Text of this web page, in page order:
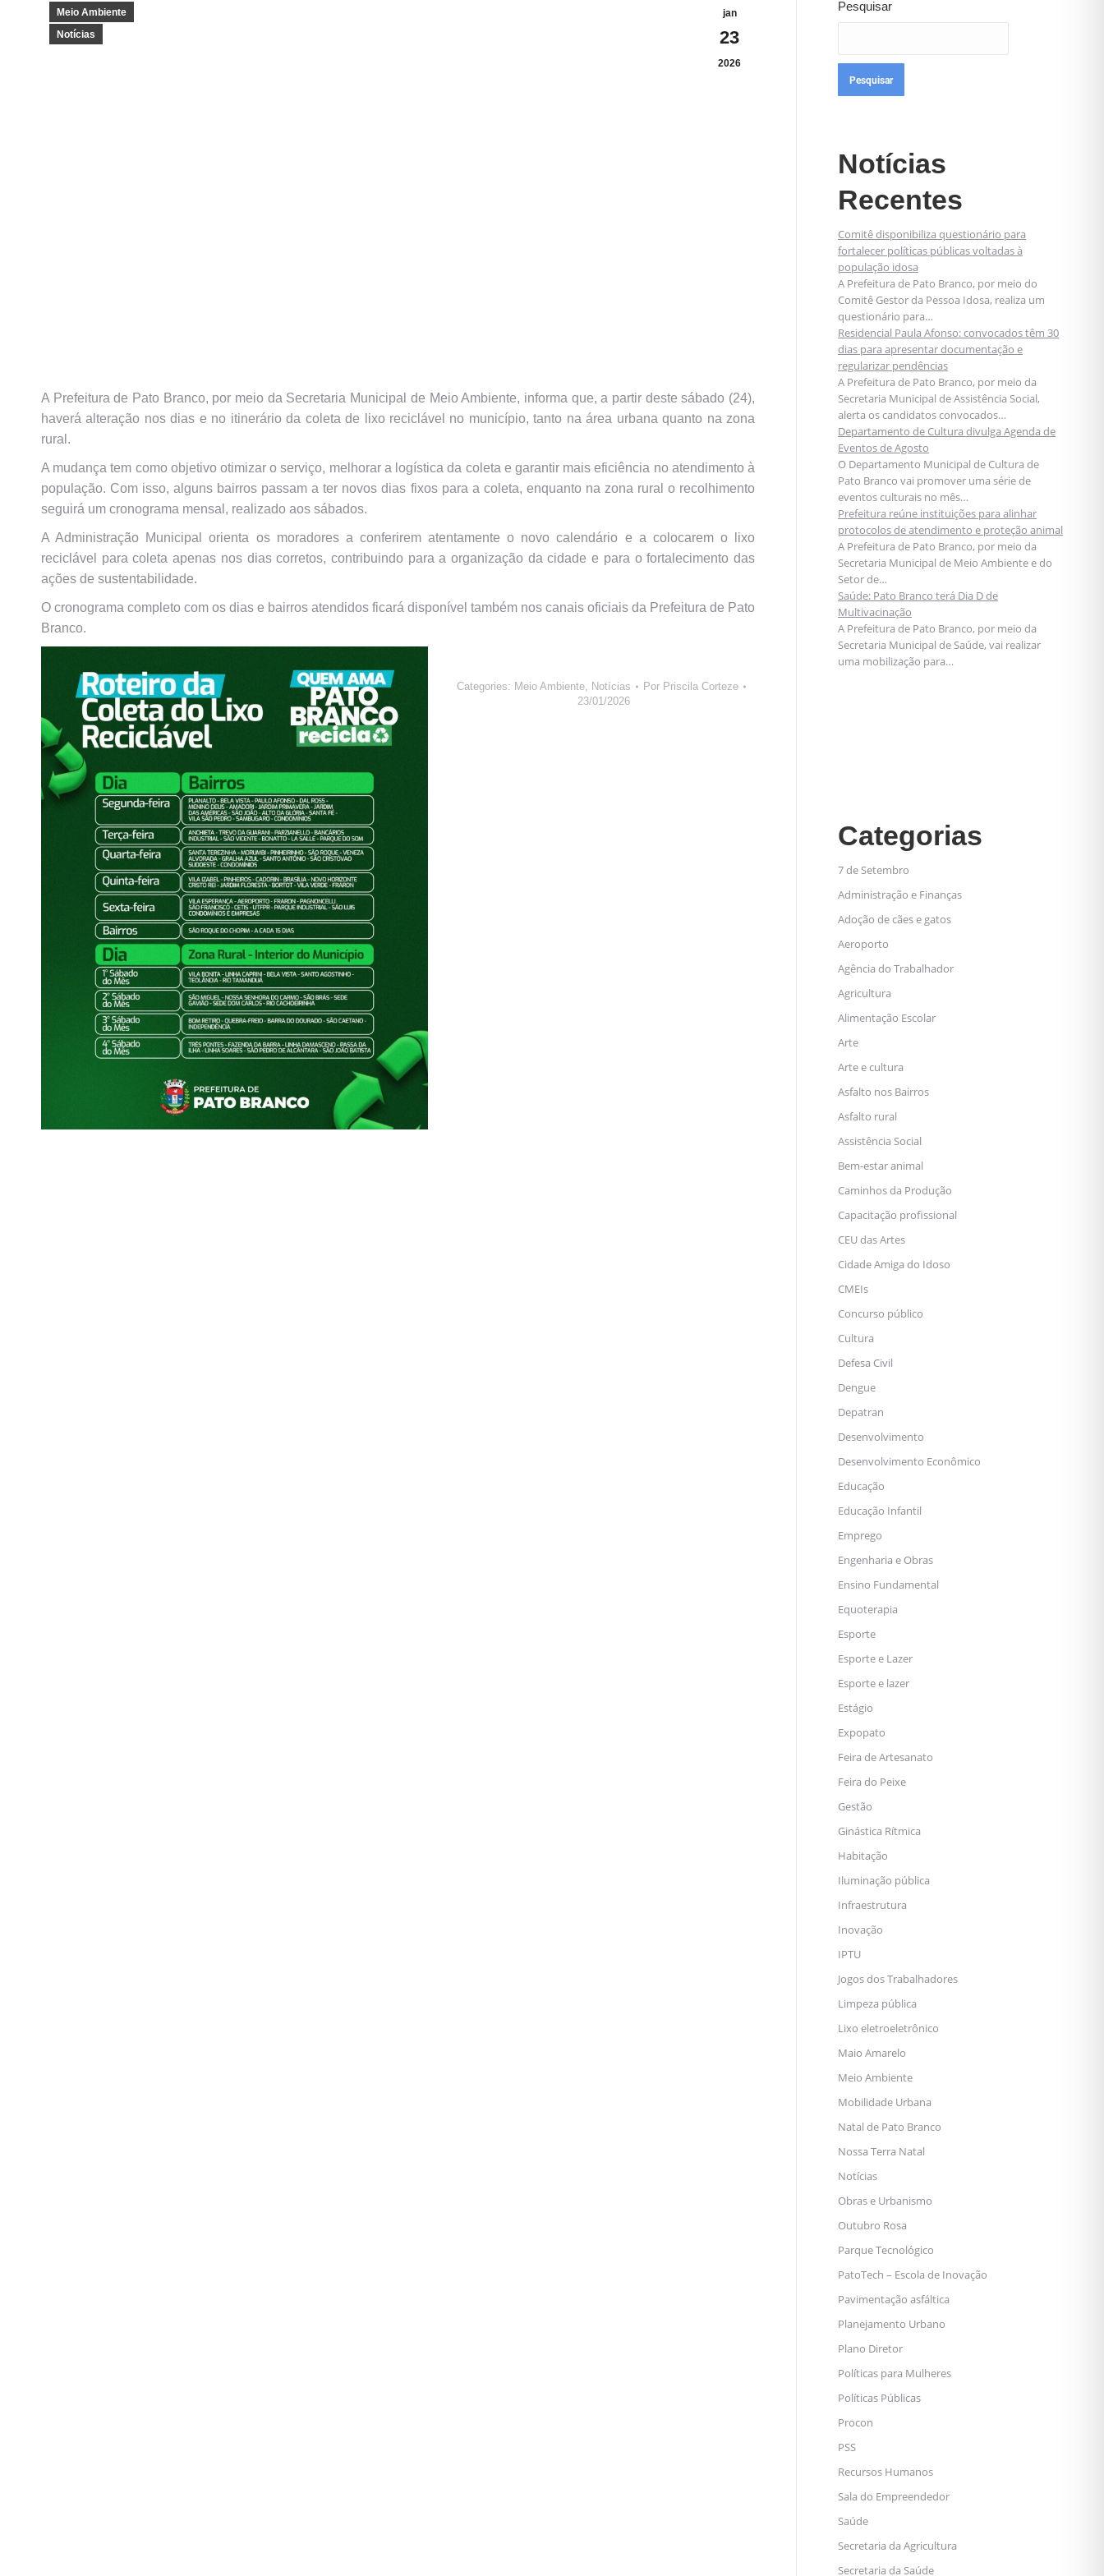
jan
23
2026
Meio Ambiente
Notícias
A Prefeitura de Pato Branco, por meio da Secretaria Municipal de Meio Ambiente, informa que, a partir deste sábado (24),
haverá alteração nos dias e no itinerário da coleta de lixo reciclável no município, tanto na área urbana quanto na zona
rural.
A mudança tem como objetivo otimizar o serviço, melhorar a logística da coleta e garantir mais eficiência no atendimento à
população. Com isso, alguns bairros passam a ter novos dias fixos para a coleta, enquanto na zona rural o recolhimento
seguirá um cronograma mensal, realizado aos sábados.
A Administração Municipal orienta os moradores a conferirem atentamente o novo calendário e a colocarem o lixo
reciclável para coleta apenas nos dias corretos, contribuindo para a organização da cidade e para o fortalecimento das
ações de sustentabilidade.
O cronograma completo com os dias e bairros atendidos ficará disponível também nos canais oficiais da Prefeitura de Pato
Branco.
Categories: Meio Ambiente Notícias Por Priscila Corteze
23/01/2026
Pesquisar
Pesquisar
Notícias
Recentes
Comitê disponibiliza questionário para
fortalecer políticas públicas voltadas à
população idosa
A Prefeitura de Pato Branco, por meio do
Comitê Gestor da Pessoa Idosa, realiza um
questionário para…
Residencial Paula Afonso: convocados têm 30
dias para apresentar documentação e
regularizar pendências
A Prefeitura de Pato Branco, por meio da
Secretaria Municipal de Assistência Social,
alerta os candidatos convocados…
Departamento de Cultura divulga Agenda de
Eventos de Agosto
O Departamento Municipal de Cultura de
Pato Branco vai promover uma série de
eventos culturais no mês…
Prefeitura reúne instituições para alinhar
protocolos de atendimento e proteção animal
A Prefeitura de Pato Branco, por meio da
Secretaria Municipal de Meio Ambiente e do
Setor de…
Saúde: Pato Branco terá Dia D de
Multivacinação
A Prefeitura de Pato Branco, por meio da
Secretaria Municipal de Saúde, vai realizar
uma mobilização para…
Categorias
7 de Setembro
Administração e Finanças
Adoção de cães e gatos
Aeroporto
Agência do Trabalhador
Agricultura
Alimentação Escolar
Arte
Arte e cultura
Asfalto nos Bairros
Asfalto rural
Assistência Social
Bem-estar animal
Caminhos da Produção
Capacitação profissional
CEU das Artes
Cidade Amiga do Idoso
CMEIs
Concurso público
Cultura
Defesa Civil
Dengue
Depatran
Desenvolvimento
Desenvolvimento Econômico
Educação
Educação Infantil
Emprego
Engenharia e Obras
Ensino Fundamental
Equoterapia
Esporte
Esporte e Lazer
Esporte e lazer
Estágio
Expopato
Feira de Artesanato
Feira do Peixe
Gestão
Ginástica Rítmica
Habitação
Iluminação pública
Infraestrutura
Inovação
IPTU
Jogos dos Trabalhadores
Limpeza pública
Lixo eletroeletrônico
Maio Amarelo
Meio Ambiente
Mobilidade Urbana
Natal de Pato Branco
Nossa Terra Natal
Notícias
Obras e Urbanismo
Outubro Rosa
Parque Tecnológico
PatoTech – Escola de Inovação
Pavimentação asfáltica
Planejamento Urbano
Plano Diretor
Políticas para Mulheres
Políticas Públicas
Procon
PSS
Recursos Humanos
Sala do Empreendedor
Saúde
Secretaria da Agricultura
Secretaria da Saúde